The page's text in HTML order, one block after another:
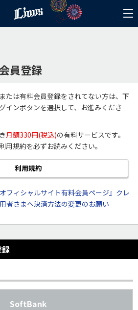
員登録
たは有料会員登録をされてない方は、下
インボタンを選択して、お進みくださ
月額330円(税込)の有料サービスです。
用規約を必ずお読みください。
利用規約
フィシャルサイト有料会員ページ』クレ
者さまへ決済方法の変更のお願い
SoftBank